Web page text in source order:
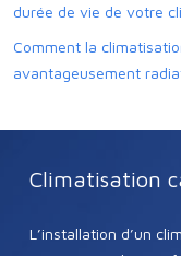
durée de vie de votre
Comment la
avantageusement
Climatisation
L’installation d’un